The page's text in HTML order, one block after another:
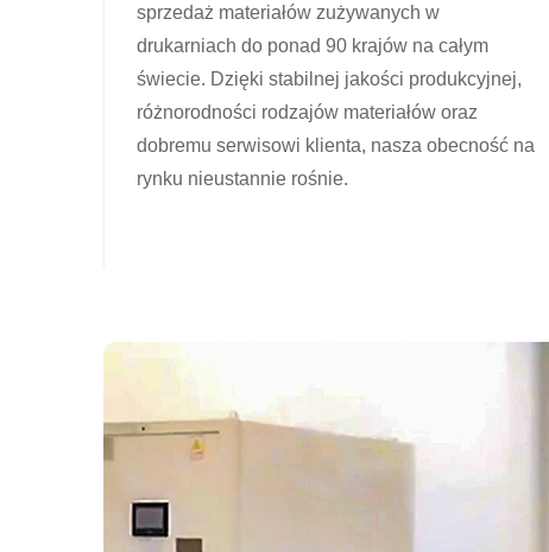
sprzedaż materiałów zużywanych w
drukarniach do ponad 90 krajów na całym
świecie. Dzięki stabilnej jakości produkcyjnej,
różnorodności rodzajów materiałów oraz
dobremu serwisowi klienta, nasza obecność na
rynku nieustannie rośnie.